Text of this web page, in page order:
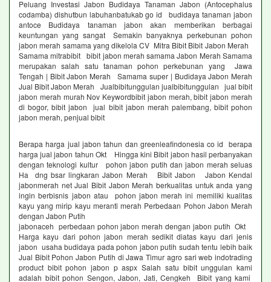
Peluang Investasi Jabon Budidaya Tanaman Jabon (Antocephalus
codamba) dishutbun labuhanbatukab go id budidaya tanaman jabon
antoce Budidaya tanaman jabon akan memberikan berbagai
keuntungan yang sangat Semakin banyaknya perkebunan pohon
jabon merah samama yang dikelola CV Mitra Bibit Bibit Jabon Merah
Samama mitrabibit bibit jabon merah samama Jabon Merah Samama
merupakan salah satu tanaman pohon perkebunan yang Jawa
Tengah | Bibit Jabon Merah Samama super | Budidaya Jabon Merah
Jual Bibit Jabon Merah Jualbibitunggulan jualbibitunggulan jual bibit
jabon merah murah Nov Keywordbibit jabon merah, bibit jabon merah
di bogor, bibit jabon jual bibit jabon merah palembang, bibit pohon
jabon merah, penjual bibit
Berapa harga jual jabon tahun dan greenleafindonesia co id berapa
harga jual jabon tahun Okt Hingga kini Bibit jabon hasil perbanyakan
dengan teknologi kultur pohon jabon putih dan jabon merah seluas
Ha dng bsar lingkaran Jabon Merah Bibit Jabon Jabon Kendal
jabonmerah net Jual Bibit Jabon Merah berkualitas untuk anda yang
ingin berbisnis jabon atau pohon jabon merah ini memiliki kualitas
kayu yang mirip kayu meranti merah Perbedaan Pohon Jabon Merah
dengan Jabon Putih
jabonaceh perbedaan pohon jabon merah dengan jabon putih Okt
Harga kayu dari pohon jabon merah sedikit diatas kayu dari jenis
jabon usaha budidaya pada pohon jabon putih sudah tentu lebih baik
Jual Bibit Pohon Jabon Putih di Jawa Timur agro sari web indotrading
product bibit pohon jabon p aspx Salah satu bibit unggulan kami
adalah bibit pohon Sengon, Jabon, Jati, Cengkeh Bibit yang kami